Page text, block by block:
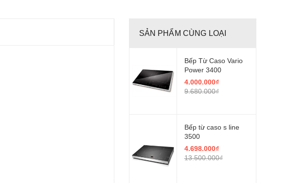
SẢN PHẨM CÙNG LOẠI
Bếp Từ Caso Vario
Power 3400
4.000.000₫
9.680.000₫
Bếp từ caso s line
3500
4.698.000₫
13.500.000₫